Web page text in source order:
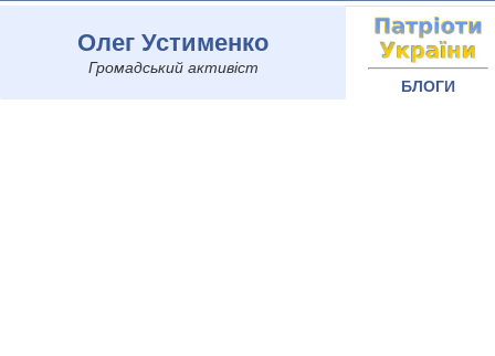
Олег Устименко
Громадський активіст
БЛОГИ